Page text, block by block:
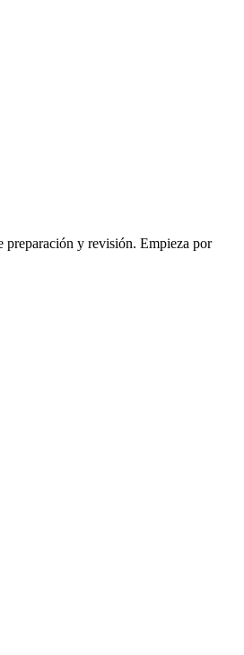
preparación y revisión. Empieza por